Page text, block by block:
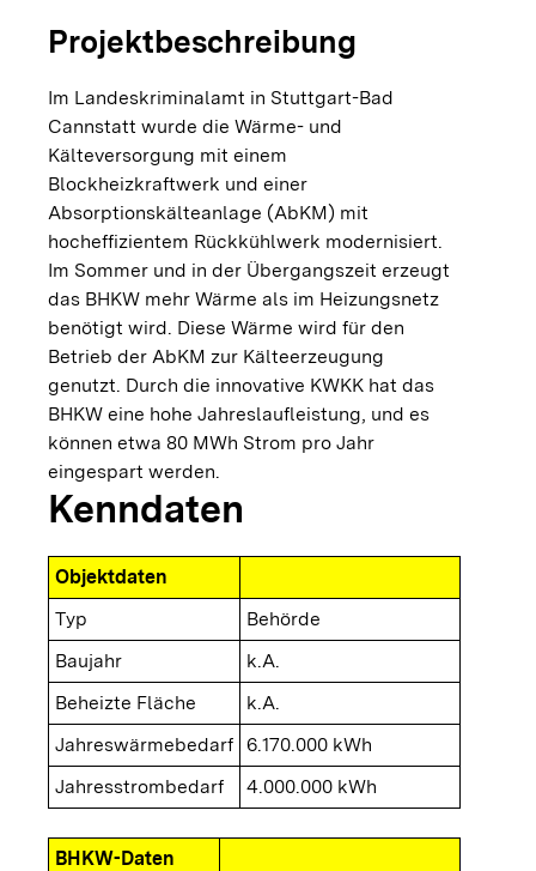
Projektbeschreibung
Im Landeskriminalamt in Stuttgart-Bad
Cannstatt wurde die Wärme- und
Kälteversorgung mit einem
Blockheizkraftwerk und einer
Absorptionskälteanlage (AbKM) mit
hocheffizientem Rückkühlwerk modernisiert.
Im Sommer und in der Übergangszeit erzeugt
das BHKW mehr Wärme als im Heizungsnetz
benötigt wird. Diese Wärme wird für den
Betrieb der AbKM zur Kälteerzeugung
genutzt. Durch die innovative KWKK hat das
BHKW eine hohe Jahreslaufleistung, und es
können etwa 80 MWh Strom pro Jahr
eingespart werden.
Kenndaten
Objektdaten
Typ
Behörde
Baujahr
k.A.
Beheizte Fläche
k.A.
Jahreswärmebedarf 6.170.000 kWh
Jahresstrombedarf
4.000.000 kWh
BHKW-Daten